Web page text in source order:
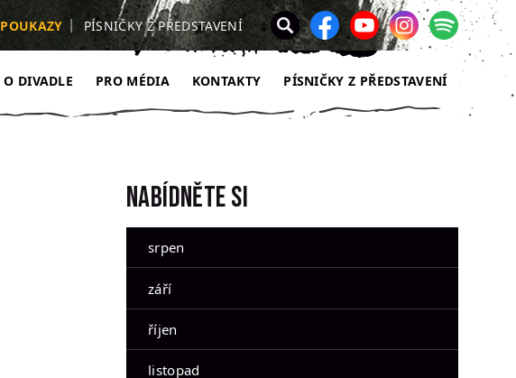
O DIVADLE PRO MÉDIA KONTAKTY PÍSNIČKY Z PŘEDSTAVENÍ
POUKAZY PÍSNIČKY Z PŘEDSTAVENÍ
Nabídněte si
srpen
září
říjen
listopad